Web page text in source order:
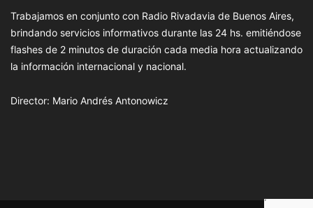
Trabajamos en conjunto con Radio Rivadavia de Buenos Aires,
brindando servicios informativos durante las 24 hs. emitiéndose
flashes de 2 minutos de duración cada media hora actualizando
la información internacional y nacional.
Director: Mario Andrés Antonowicz